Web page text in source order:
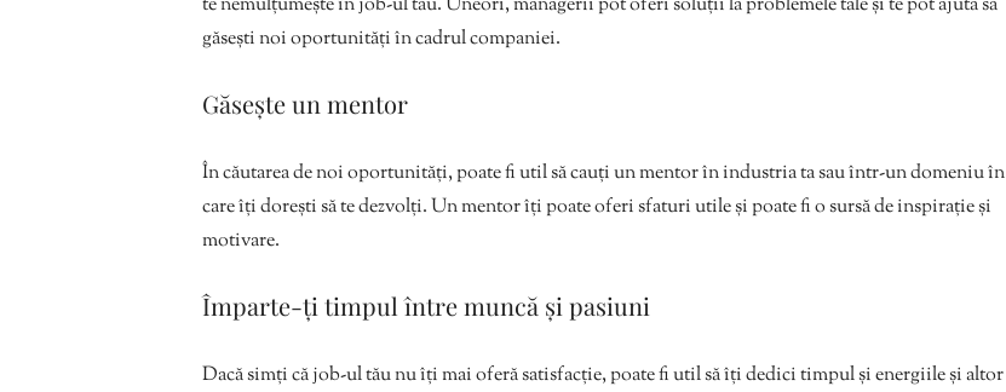
te nemulțumește în job-ul tău. Uneori, managerii pot oferi soluții la problemele tale și te pot ajuta să
găsești noi oportunități în cadrul companiei.
Găsește un mentor
În căutarea de noi oportunități, poate fi util să cauți un mentor în industria ta sau într-un domeniu în
care îți dorești să te dezvolți. Un mentor îți poate oferi sfaturi utile și poate fi o sursă de inspirație și
motivare.
Împarte-ți timpul între muncă și pasiuni
Dacă simți că job-ul tău nu îți mai oferă satisfacție, poate fi util să îți dedici timpul și energiile și altor